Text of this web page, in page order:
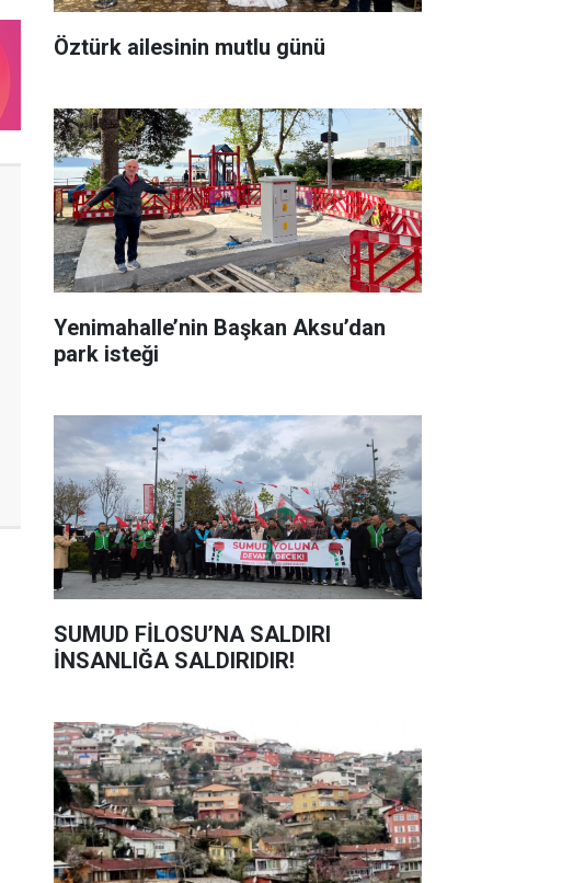
Öztürk ailesinin mutlu günü
Yenimahalle’nin Başkan Aksu’dan
park isteği
SUMUD FİLOSU’NA SALDIRI
İNSANLIĞA SALDIRIDIR!